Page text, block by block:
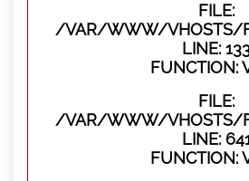
FILE:
/VAR/WWW/VHOSTS/
LINE:
FUNCTION:
FILE:
/VAR/WWW/VHOSTS/
LINE:
FUNCTION: